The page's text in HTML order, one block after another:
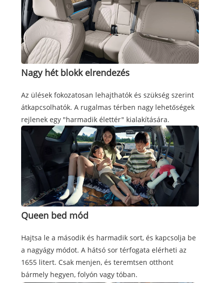
Nagy hét blokk elrendezés
Az ülések fokozatosan lehajthatók és szükség szerint
átkapcsolhatók. A rugalmas térben nagy lehetőségek
rejlenek egy "harmadik élettér" kialakítására.
Queen bed mód
Hajtsa le a második és harmadik sort, és kapcsolja be
a nagyágy módot. A hátsó sor térfogata elérheti az
1655 litert. Csak menjen, és teremtsen otthont
bármely hegyen, folyón vagy tóban.